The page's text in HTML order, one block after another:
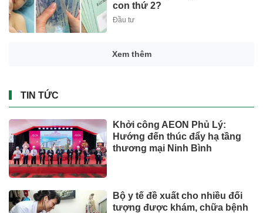
con thứ 2?
Đầu tư
Xem thêm
TIN TỨC
Khởi công AEON Phủ Lý:
Hướng đến thúc đẩy hạ tầng
thương mại Ninh Bình
Bộ y tế đề xuất cho nhiều đối
tượng được khám, chữa bệnh